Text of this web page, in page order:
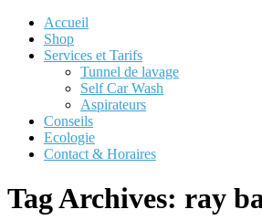
Accueil
Shop
Services et Tarifs
Tunnel de lavage
Self Car Wash
Aspirateurs
Conseils
Ecologie
Contact & Horaires
Tag Archives: ray